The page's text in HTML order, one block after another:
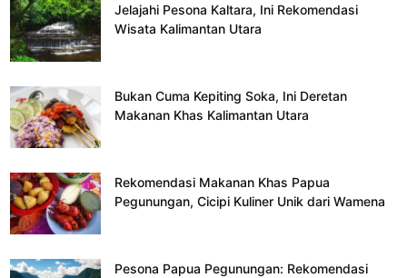
Jelajahi Pesona Kaltara, Ini Rekomendasi
Wisata Kalimantan Utara
Bukan Cuma Kepiting Soka, Ini Deretan
Makanan Khas Kalimantan Utara
Rekomendasi Makanan Khas Papua
Pegunungan, Cicipi Kuliner Unik dari Wamena
Pesona Papua Pegunungan: Rekomendasi